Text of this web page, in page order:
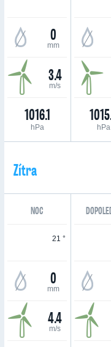
0
mm
3.4
m/s
1016.1
hPa hPa
Zítra
NOC
21 °
0
mm
4.4
m/s